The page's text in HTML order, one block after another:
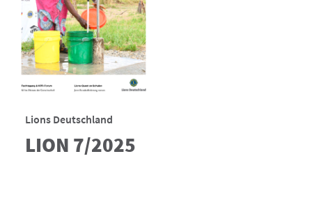
Lions Deutschland
LION 7/2025